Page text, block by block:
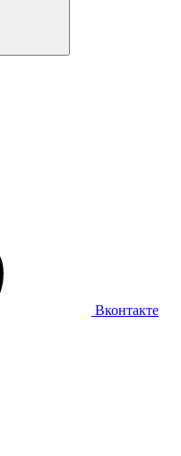
Вконтакте